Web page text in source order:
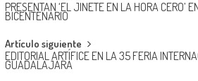
de
entradas
PRESENTAN ‘EL JINETE EN LA HORA CERO’
BICENTENARIO
Artículo siguiente
EDITORIAL ARTÍFICE EN LA 35 FERIA
GUADALAJARA